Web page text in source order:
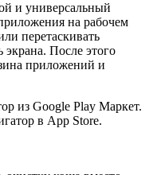
и универсальный
на рабочем
перетаскивать
После этого
приложений и
из Google Play Маркет.
в App Store.